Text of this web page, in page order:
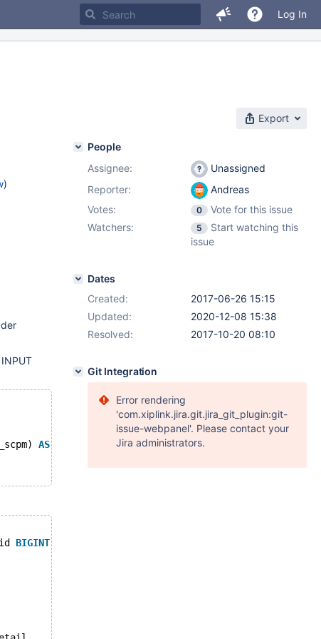
Log In
Export
)
AS `sub_portfolio`
BIGINT(20))
People
Assignee:
Unassigned
Reporter:
Andreas
Votes:
0
Vote for this issue
Watchers:
5
Start watching this
issue
Dates
Created:
2017-06-26 15:15
Updated:
2020-12-08 15:38
Resolved:
2017-10-20 08:10
Git Integration
Error rendering
'com.xiplink.jira.git.jira_git_plugin:git-
issue-webpanel'. Please contact your
Jira administrators.